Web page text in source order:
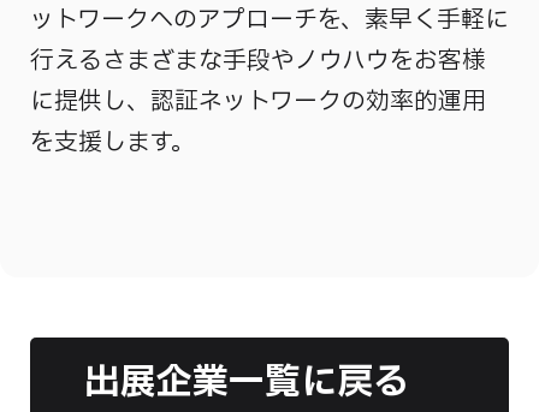
ットワークへのアプローチを、素早く手軽に
行えるさまざまな手段やノウハウをお客様
に提供し、認証ネットワークの効率的運用
を支援します。
出展企業一覧に戻る